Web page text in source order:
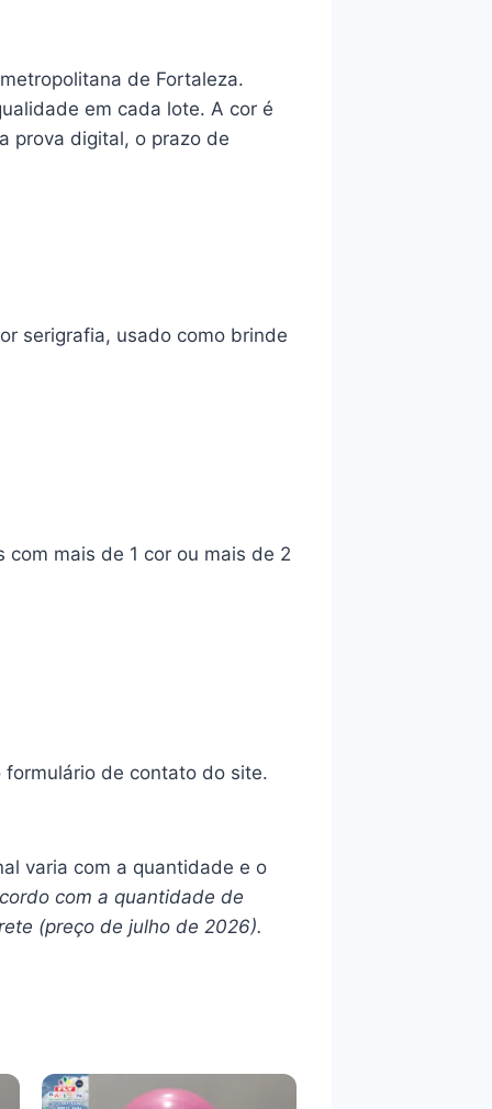
de Fortaleza.
em cada lote. A cor é
prova digital, o prazo de
serigrafia, usado como brinde
mais de 1 cor ou mais de 2
de contato do site.
varia com a quantidade e o
com a quantidade de
(preço de julho de 2026).